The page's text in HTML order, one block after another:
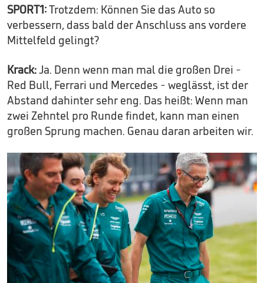
SPORT1:Trotzdem: Können Sie das Auto so
verbessern, dass bald der Anschluss ans vordere
Mittelfeld gelingt?
Krack:Ja. Denn wenn man mal die großen Drei -
Red Bull, Ferrari und Mercedes - weglässt, ist der
Abstand dahinter sehr eng. Das heißt: Wenn man
zwei Zehntel pro Runde findet, kann man einen
großen Sprung machen. Genau daran arbeiten wir.